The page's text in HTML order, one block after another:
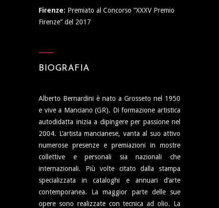
Firenze: Premiato al Concorso “XXXV Premio
Firenze” del 2017
BIOGRAFIA
Alberto Bernardini è nato a Grosseto nel 1950
e vive a Manciano (GR). Di formazione artistica
autodidatta inizia a dipingere per passione nel
2004. L’artista mancianese, vanta al suo attivo
numerose presenze e premiazioni in mostre
collettive e personali sia nazionali che
internazionali. Più volte citato dalla stampa
specializzata in cataloghi e annuari d’arte
contemporanea. La maggior parte delle sue
opere sono realizzate con tecnica ad olio. La